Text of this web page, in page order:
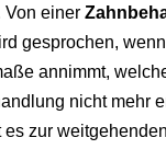
Von einer
gesprochen,
annimmt,
nicht mehr
es zur